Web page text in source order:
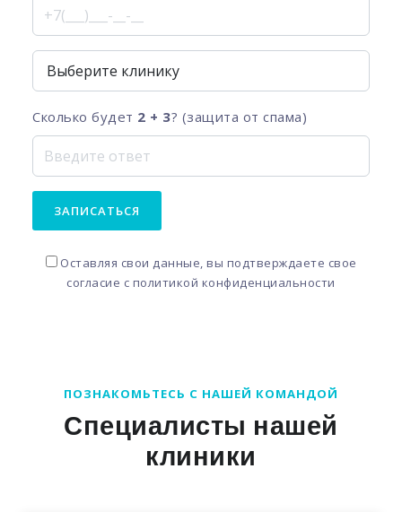
Сколько будет 2 + 3? (защита от спама)
ЗАПИСАТЬСЯ
Оставляя свои данные, вы подтверждаете свое
согласие с политикой конфиденциальности
ПОЗНАКОМЬТЕСЬ С НАШЕЙ КОМАНДОЙ
Специалисты нашей
клиники